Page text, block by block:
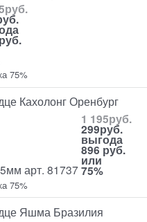
руб.
75%
Кахолонг Оренбург
арт. 81737
1 195руб.
299руб.
выгода
896 руб.
или
75%
75%
Яшма Бразилия